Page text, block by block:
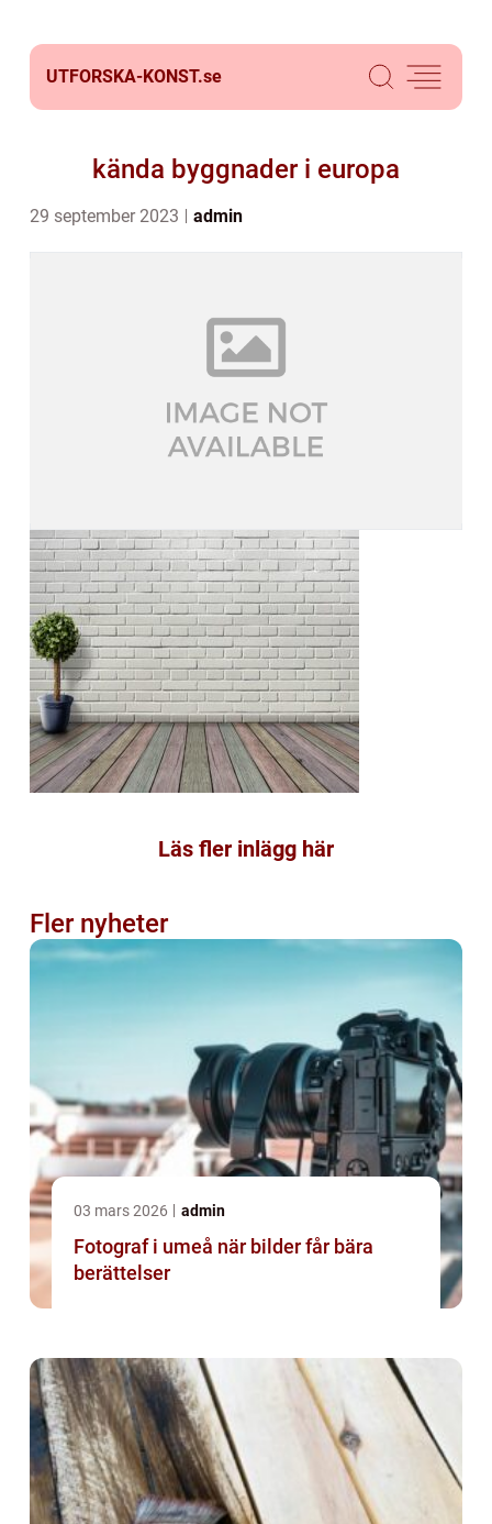
UTFORSKA-KONST.se
kända byggnader i europa
29 september 2023 admin
Läs fler inlägg här
Fler nyheter
03 mars 2026 admin
Fotograf i umeå när bilder får bära
berättelser